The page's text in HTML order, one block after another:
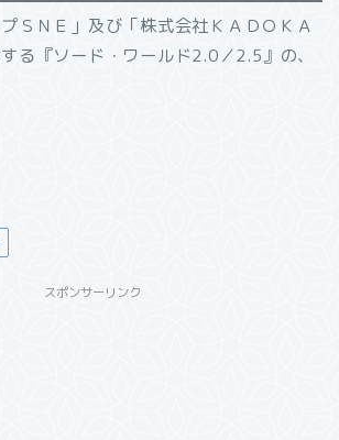
ＳＮＥ」及び「株式会社ＫＡＤＯＫＡ
る『ソード・ワールド2.0／2.5』の、
スポンサーリンク